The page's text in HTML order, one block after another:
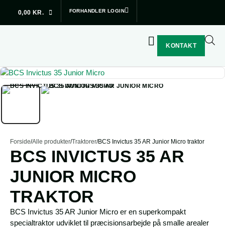
0,00 KR.
SE KURV
FORHANDLER LOGIN
KONTAKT
Forside/Alle produkter/Traktorer/BCS Invictus 35 AR Junior Micro traktor
BCS INVICTUS 35 AR
JUNIOR MICRO
TRAKTOR
BCS Invictus 35 AR Junior Micro er en superkompakt
specialtraktor udviklet til præcisionsarbejde på smalle arealer